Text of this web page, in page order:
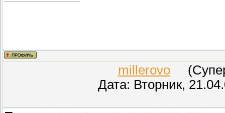
millerovo
Дата: Вторник,